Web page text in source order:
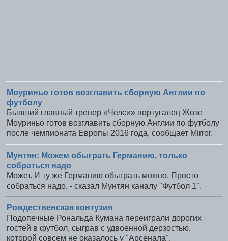
Моуриньо готов возглавить сборную Англии по
футболу
Бывший главный тренер «Челси» португалец Жозе
Моуриньо готов возглавить сборную Англии по футболу
после чемпионата Европы 2016 года, сообщает Mirror.
Мунтян: Можем обыграть Германию, только
собраться надо
Может. И ту же Германию обыграть можно. Просто
собраться надо, - сказал Мунтян каналу "Футбол 1".
Рождественская контузия
Подопечные Рональда Кумана переиграли дорогих
гостей в футбол, сыграв с удвоенной дерзостью,
которой совсем не оказалось у "Арсенала".